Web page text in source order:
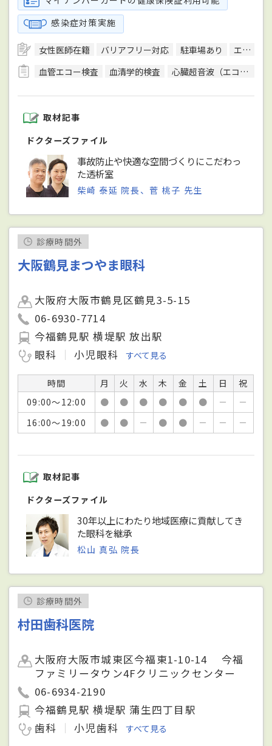
感染症対策実施
女性医師在籍 バリアフリー対応 駐車場あり
エレベーターあり
血管エコー検査
血清学的検査 心臓超音波（エコー）検査
取材記事
ドクターズファイル
事故防止や快適な空間づくりにこだわっ
た透析室
柴崎 泰延 院長、菅 桃子 先生
診療時間外
大阪鶴見まつやま眼科
大阪府大阪市鶴見区鶴見3-5-15
06-6930-7714
今福鶴見駅 横堤駅 放出駅
眼科
小児眼科 すべて見る
時間 月 火 水 木 金 土 日
祝
09:00～12:00
● ● ● ● ● ● －
－
16:00～19:00
● ● － ● ● － － －
取材記事
ドクターズファイル
30年以上にわたり地域医療に貢献してき
た眼科を継承
松山 真弘 院長
診療時間外
村田歯科医院
大阪府大阪市城東区今福東1-10-14 今福
ファミリータウン4Fクリニックセンター
06-6934-2190
今福鶴見駅 横堤駅 蒲生四丁目駅
歯科
小児歯科 すべて見る